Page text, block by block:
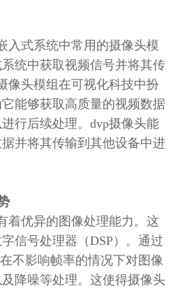
入式系统中常用的摄像头模
统中获取视频信号并将其传
像头模组在可视化科技中扮
能够获取高质量的视频数据
行后续处理。dvp摄像头能
并将其传输到其他设备中进
着优异的图像处理能力。这
信号处理器（DSP）。通过
不影响帧率的情况下对图像
降噪等处理。这使得摄像头